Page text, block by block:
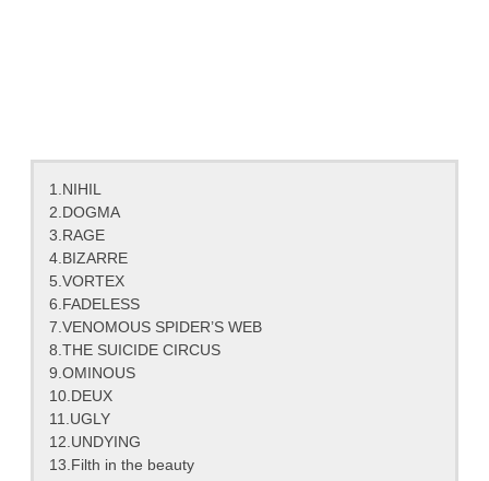
1.NIHIL
2.DOGMA
3.RAGE
4.BIZARRE
5.VORTEX
6.FADELESS
7.VENOMOUS SPIDER’S WEB
8.THE SUICIDE CIRCUS
9.OMINOUS
10.DEUX
11.UGLY
12.UNDYING
13.Filth in the beauty